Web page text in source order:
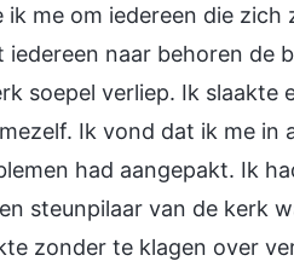
ik me om iedereen die
iedereen naar behoren de
soepel verliep. Ik
Ik vond dat ik me in
had aangepakt. Ik
steunpilaar van de kerk
zonder te klagen over